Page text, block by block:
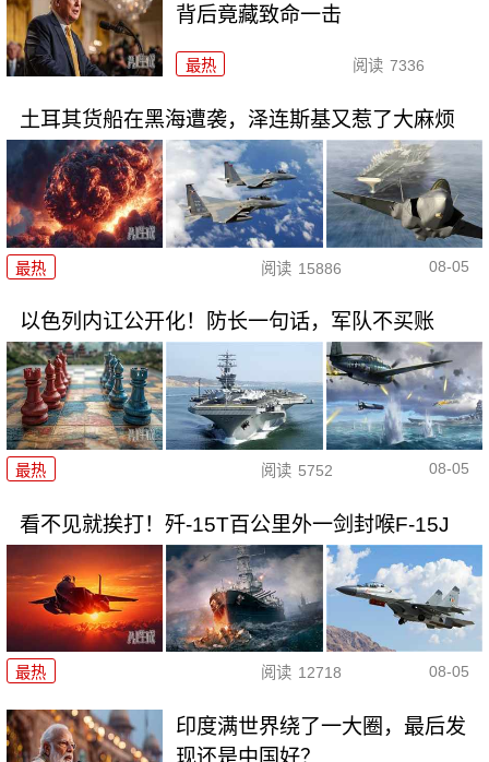
背后竟藏致命一击
最热 阅读 7336
土耳其货船在黑海遭袭，泽连斯基又惹了大麻烦
最热 阅读 15886 08-05
以色列内讧公开化！防长一句话，军队不买账
最热 阅读 5752 08-05
看不见就挨打！歼-15T百公里外一剑封喉F-15J
最热 阅读 12718 08-05
印度满世界绕了一大圈，最后发
现还是中国好？